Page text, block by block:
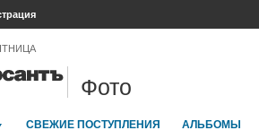
Фото
СВЕЖИЕ ПОСТУПЛЕНИЯ АЛЬБОМЫ